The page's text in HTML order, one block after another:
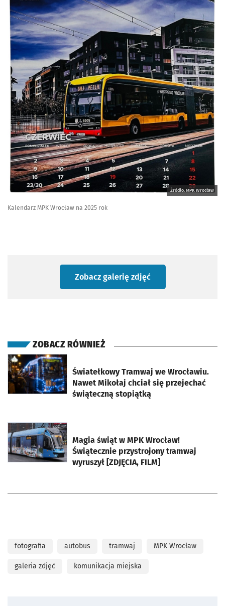
Źródło: MPK Wrocław
Kalendarz MPK Wrocław na 2025 rok
Zobacz galerię zdjęć
ZOBACZ RÓWNIEŻ
Światełkowy Tramwaj we Wrocławiu.
Nawet Mikołaj chciał się przejechać
świąteczną stopiątką
otworzy się w nowej karcie
Magia świąt w MPK Wrocław!
Świątecznie przystrojony tramwaj
wyruszył [ZDJĘCIA, FILM]
otworzy się w nowej karcie
fotografia autobus tramwaj MPK Wrocław
galeria zdjęć komunikacja miejska